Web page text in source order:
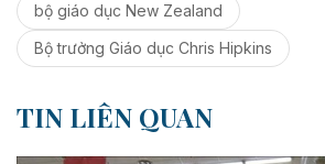
bộ giáo dục New Zealand
Bộ trưởng Giáo dục Chris Hipkins
TIN LIÊN QUAN